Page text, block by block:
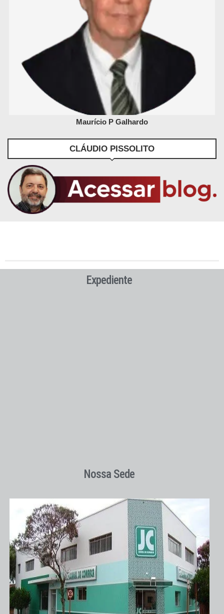
Maurício P Galhardo
CLÁUDIO PISSOLITO
Expediente
Nossa Sede